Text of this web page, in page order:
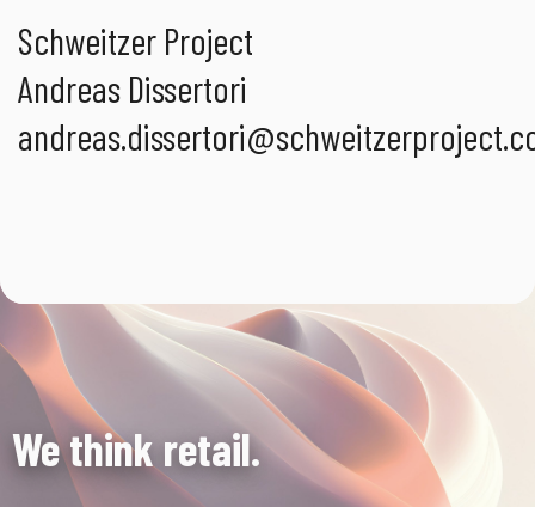
Schweitzer Project
Andreas Dissertori
andreas.dissertori@
We think retail.